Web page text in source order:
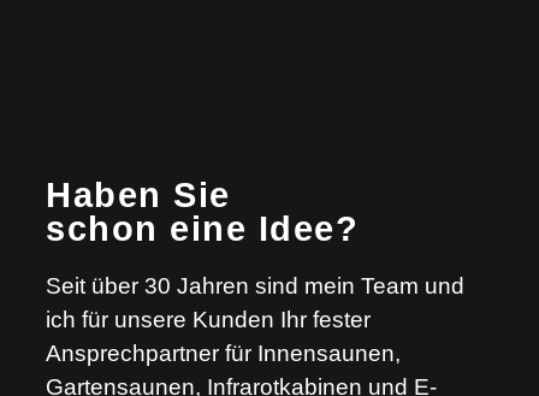
Haben Sie
schon eine Idee?
Seit über 30 Jahren sind mein Team und
ich für unsere Kunden Ihr fester
Ansprechpartner für Innensaunen,
Gartensaunen, Infrarotkabinen und E-